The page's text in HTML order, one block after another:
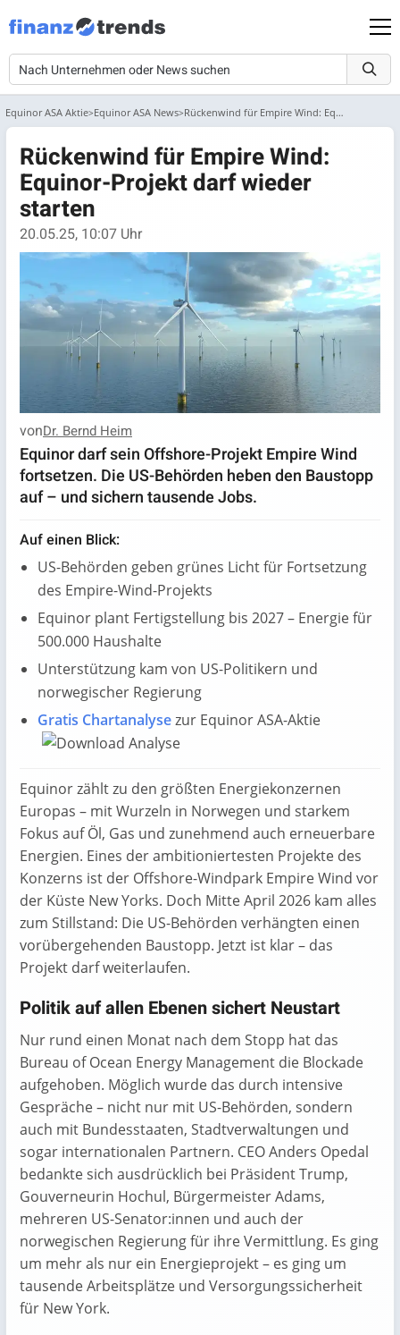
Equinor ASA Aktie Equinor ASA News Rückenwind für Empire Wind: Equinor-Projekt darf wieder starten
Rückenwind für Empire Wind:
Equinor-Projekt darf wieder
starten
20.05.25, 10:07 Uhr
vonDr. Bernd Heim
Equinor darf sein Offshore-Projekt Empire Wind
fortsetzen. Die US-Behörden heben den Baustopp
auf – und sichern tausende Jobs.
Auf einen Blick:
US-Behörden geben grünes Licht für Fortsetzung
des Empire-Wind-Projekts
Equinor plant Fertigstellung bis 2027 – Energie für
500.000 Haushalte
Unterstützung kam von US-Politikern und
norwegischer Regierung
Gratis Chartanalysezur Equinor ASA-Aktie
Equinor zählt zu den größten Energiekonzernen
Europas – mit Wurzeln in Norwegen und starkem
Fokus auf Öl, Gas und zunehmend auch erneuerbare
Energien. Eines der ambitioniertesten Projekte des
Konzerns ist der Offshore-Windpark Empire Wind vor
der Küste New Yorks. Doch Mitte April 2026 kam alles
zum Stillstand: Die US-Behörden verhängten einen
vorübergehenden Baustopp. Jetzt ist klar – das
Projekt darf weiterlaufen.
Politik auf allen Ebenen sichert Neustart
Nur rund einen Monat nach dem Stopp hat das
Bureau of Ocean Energy Management die Blockade
aufgehoben. Möglich wurde das durch intensive
Gespräche – nicht nur mit US-Behörden, sondern
auch mit Bundesstaaten, Stadtverwaltungen und
sogar internationalen Partnern. CEO Anders Opedal
bedankte sich ausdrücklich bei Präsident Trump,
Gouverneurin Hochul, Bürgermeister Adams,
mehreren US-Senator:innen und auch der
norwegischen Regierung für ihre Vermittlung. Es ging
um mehr als nur ein Energieprojekt – es ging um
tausende Arbeitsplätze und Versorgungssicherheit
für New York.